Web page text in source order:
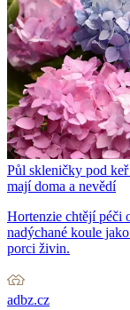
Půl skleničky pod
mají doma a nevědí
Hortenzie chtějí péči
nadýchané koule
porci živin.
adbz.cz